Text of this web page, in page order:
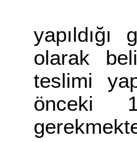
Anılan
olarak
teslimi
önceki